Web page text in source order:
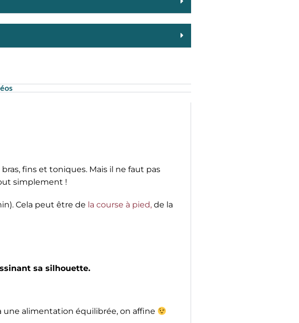
fins et toniques. Mais il ne faut pas
simplement !
Cela peut être de la course à pied, de la
sa silhouette.
une alimentation équilibrée, on affine